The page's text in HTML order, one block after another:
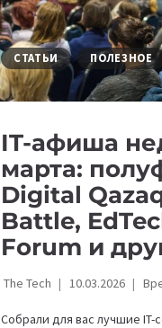
СТАТЬИ ПОЛЕЗНОЕ
IT-афиша
марта:
Digital
Battle,
Forum и
The Tech 10.03.2026
Собрали для вас лучшие IT-